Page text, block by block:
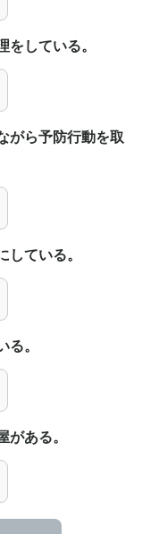
をしている。
がら予防行動を取
している。
る。
がある。